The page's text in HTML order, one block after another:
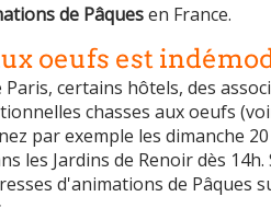
de Pâquesen France.
oeufs est
certains hôtels, des
chasses aux oeufs
par exemple les dimanche
les Jardins de Renoir dès 14h.
d'animations de Pâques